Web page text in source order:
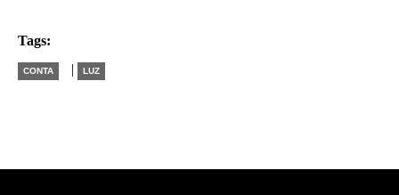
Tags:
CONTA | LUZ